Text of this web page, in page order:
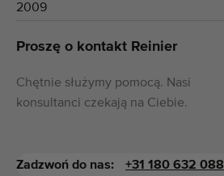
2009
Proszę o kontakt Reinier
Chętnie służymy pomocą. Nasi
konsultanci czekają na Ciebie.
Zadzwoń do nas: +31 180 632 088